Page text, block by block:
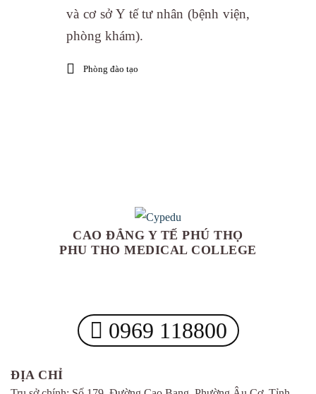
và cơ sở Y tế tư nhân (bệnh viện,
phòng khám).
Phòng đào tạo
CAO ĐẲNG Y TẾ PHÚ THỌ
PHU THO MEDICAL COLLEGE
0969 118800
ĐỊA CHỈ